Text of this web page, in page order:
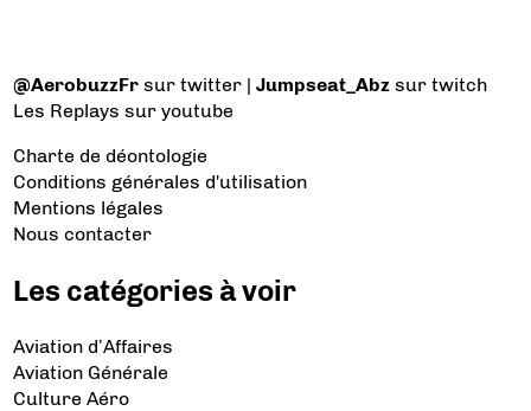
@AerobuzzFr sur twitter |Jumpseat_Abz sur twitch
Les Replays sur youtube
Charte de déontologie
Conditions générales d'utilisation
Mentions légales
Nous contacter
Les catégories à voir
Aviation d’Affaires
Aviation Générale
Culture Aéro